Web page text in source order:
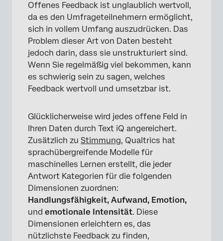
Emotion& Emotionale Intensität
Anreicherungen hinzufügen
Wo können Sie zusätzliche Anreicherungen
anzeigen?
Mit Text iQ kompatible Felder
Offenes Feedback ist unglaublich wertvoll,
da es den Umfrageteilnehmern ermöglicht,
sich in vollem Umfang auszudrücken. Das
Problem dieser Art von Daten besteht
jedoch darin, dass sie unstrukturiert sind.
Wenn Sie regelmäßig viel bekommen, kann
es schwierig sein zu sagen, welches
Feedback wertvoll und umsetzbar ist.
Glücklicherweise wird jedes offene Feld in
Ihren Daten durch Text iQ angereichert.
Zusätzlich zu Stimmung, Qualtrics hat
sprachübergreifende Modelle für
maschinelles Lernen erstellt, die jeder
Antwort Kategorien für die folgenden
Dimensionen zuordnen:
Handlungsfähigkeit, Aufwand, Emotion,
und emotionale Intensität. Diese
Dimensionen erleichtern es, das
nützlichste Feedback zu finden,